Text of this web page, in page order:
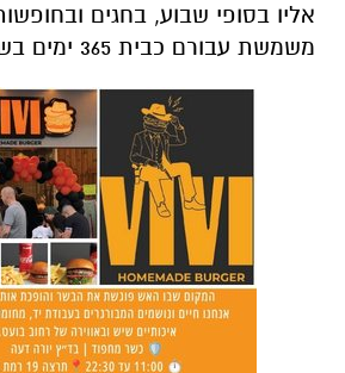
אליו בסופי שבוע, בחגים
משמשת עבורם כבית 365 ימים בשנה.